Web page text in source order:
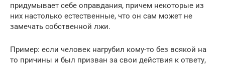
придумывает себе оправдания, причем некоторые из
них настолько естественные, что он сам может не
замечать собственной лжи.
Пример: если человек нагрубил кому-то без всякой на
то причины и был призван за свои действия к ответу,